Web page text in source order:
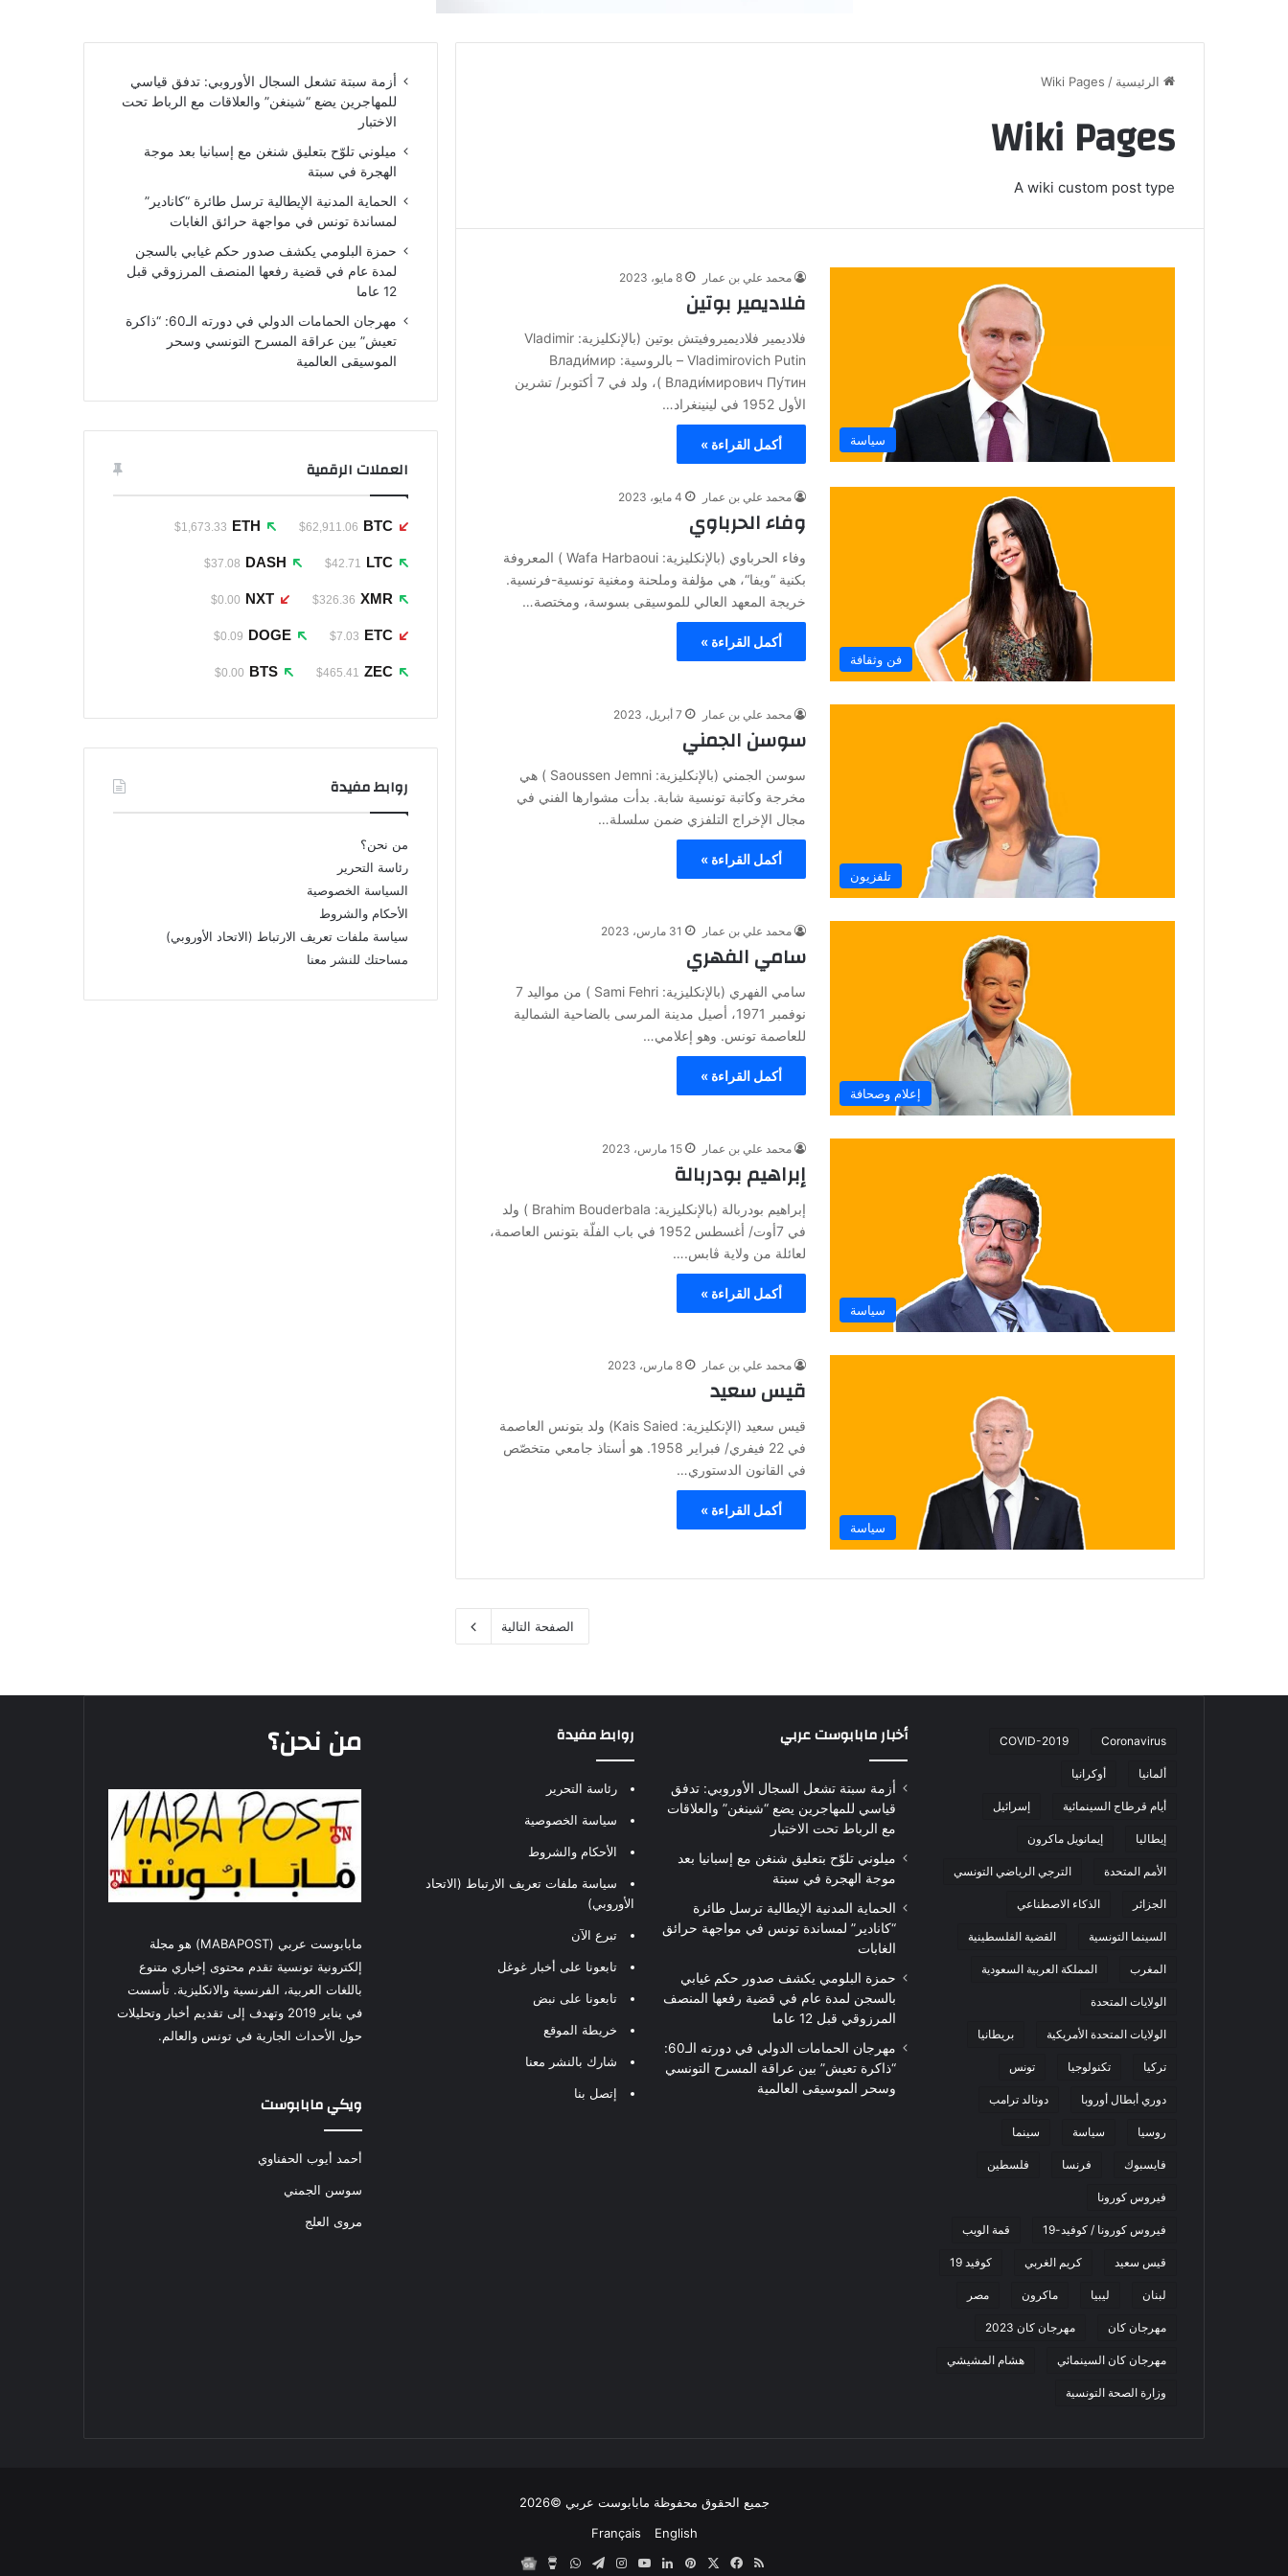
الرئيسية /
Wiki Pages
Wiki Pages
A wiki custom post type
سياسة
محمد علي بن عمار 8 مايو، 2023
فلاديمير بوتين
فلاديمير فلاديميروفيتش بوتين (بالإنكليزية: Vladimir
Vladimirovich Putin – بالروسية: Влади́мир
Влади́мирович Пу́тин )، ولد في 7 أكتوبر/ تشرين
الأول 1952 في لينينغراد…
أكمل القراءة »
فن وثقافة
محمد علي بن عمار 4 مايو، 2023
وفاء الحرباوي
وفاء الحرباوي (بالإنكليزية: Wafa Harbaoui ) المعروفة
بكنية “ويفا“، هي مؤلفة وملحنة ومغنية تونسية-فرنسية.
خريجة المعهد العالي للموسيقى بسوسة، ومختصة…
أكمل القراءة »
تلفزيون
محمد علي بن عمار 7 أبريل، 2023
سوسن الجمني
سوسن الجمني (بالإنكليزية: Saoussen Jemni ) هي
مخرجة وكاتبة تونسية شابة. بدأت مشوارها الفني في
مجال الإخراج التلفزي ضمن سلسلة…
أكمل القراءة »
إعلام وصحافة
محمد علي بن عمار 31 مارس، 2023
سامي الفهري
سامي الفهري (بالإنكليزية: Sami Fehri ) من مواليد 7
نوفمبر 1971، أصيل مدينة المرسى بالضاحية الشمالية
للعاصمة تونس. وهو إعلامي…
أكمل القراءة »
سياسة
محمد علي بن عمار 15 مارس، 2023
إبراهيم بودربالة
إبراهيم بودربالة (بالإنكليزية: Brahim Bouderbala ) ولد
في 7أوت/ أغسطس 1952 في باب الفلّة بتونس العاصمة،
لعائلة من ولاية ڨابس.…
أكمل القراءة »
سياسة
محمد علي بن عمار 8 مارس، 2023
قيس سعيد
قيس سعيد (الإنكليزية: Kais Saied) ولد بتونس العاصمة
في 22 فيفري/ فبراير 1958. هو أستاذ جامعي متخصّص
في القانون الدستوري…
أكمل القراءة »
الصفحة التالية
أزمة سبتة تشعل السجال الأوروبي: تدفق قياسي
للمهاجرين يضع “شينغن” والعلاقات مع الرباط تحت
الاختبار
ميلوني تلوّح بتعليق شنغن مع إسبانيا بعد موجة
الهجرة في سبتة
الحماية المدنية الإيطالية ترسل طائرة “كانادير”
لمساندة تونس في مواجهة حرائق الغابات
حمزة البلومي يكشف صدور حكم غيابي بالسجن
لمدة عام في قضية رفعها المنصف المرزوقي قبل
12 عاما
مهرجان الحمامات الدولي في دورته الـ60: “ذاكرة
تعيش” بين عراقة المسرح التونسي وسحر
الموسيقى العالمية
العملات الرقمية
BTC
$62,911.06
ETH
$1,673.33
LTC
$42.71
DASH
$37.08
XMR
$326.36
NXT
$0.00
ETC
$7.03
DOGE
$0.09
ZEC
$465.41
BTS
$0.00
روابط مفيدة
من نحن؟
رئاسة التحرير
السياسة الخصوصية
الأحكام والشروط
سياسة ملفات تعريف الارتباط (الاتحاد الأوروبي)
مساحتك للنشر معنا
Coronavirus
COVID-2019
ألمانيا أوكرانيا
أيام قرطاج السينمائية إسرائيل
إيطاليا إيمانويل ماكرون
الأمم المتحدة الترجي الرياضي التونسي
الجزائر الذكاء الاصطناعي
السينما التونسية القضية الفلسطينية
المغرب المملكة العربية السعودية
الولايات المتحدة
الولايات المتحدة الأمريكية بريطانيا
تركيا تكنولوجيا تونس
دوري أبطال أوروبا دونالد ترامب
روسيا سياسة سينما
فايسبوك فرنسا فلسطين
فيروس كورونا
فيروس كورونا / كوفيد-19 قمة الويب
قيس سعيد كريم الغربي كوفيد 19
لبنان ليبيا ماكرون مصر
مهرجان كان مهرجان كان 2023
مهرجان كان السينمائي هشام المشيشي
وزارة الصحة التونسية
أخبار مابابوست عربي
أزمة سبتة تشعل السجال الأوروبي: تدفق
قياسي للمهاجرين يضع “شينغن” والعلاقات
مع الرباط تحت الاختبار
ميلوني تلوّح بتعليق شنغن مع إسبانيا بعد
موجة الهجرة في سبتة
الحماية المدنية الإيطالية ترسل طائرة
“كانادير” لمساندة تونس في مواجهة حرائق
الغابات
حمزة البلومي يكشف صدور حكم غيابي
بالسجن لمدة عام في قضية رفعها المنصف
المرزوقي قبل 12 عاما
مهرجان الحمامات الدولي في دورته الـ60:
“ذاكرة تعيش” بين عراقة المسرح التونسي
وسحر الموسيقى العالمية
روابط مفيدة
رئاسة التحرير
سياسة الخصوصية
الأحكام والشروط
سياسة ملفات تعريف الارتباط (الاتحاد
الأوروبي)
تبرع الآن
تابعونا على أخبار غوغل
تابعونا على نبض
خريطة الموقع
شارك بالنشر معنا
إتصل بنا
من نحن؟
مابابوست عربي (MABAPOST) هو مجلة
إلكترونية تونسية تقدم محتوى إخباري متنوع
باللغات العربية، الفرنسية والانكليزية. تأسست
في يناير 2019 وتهدف إلى تقديم أخبار وتحليلات
حول الأحداث الجارية في تونس والعالم.
ويكي مابابوست
أحمد أيوب الحفناوي
سوسن الجمني
مروى العلج
جميع الحقوق محفوظة مابابوست عربي ©2026
English
Français
ملخص فيسبوك بينتيريستلينكدإن‫YouTubeانستقرامتيلقرامواتساب‫Buy